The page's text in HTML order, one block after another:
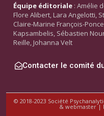
Équipe éditoriale : Amélie
Flore Alibert, Lara Angelotti,
Claire-Marine François-
Kapsambelis, Sébastien
Reille, Johanna Velt
Contacter le comité
© 2018-2023 Société
& webmaster |